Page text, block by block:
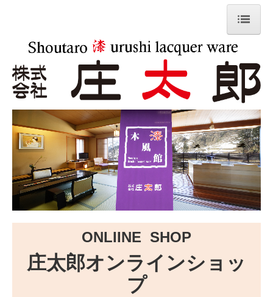
TOP
こだわり
業務内容
会社案内
店 舗
製品紹介
自社工場のものづくり
オンラインショップ
ONLIINE SHOP
庄太郎オンラインショッ
プ